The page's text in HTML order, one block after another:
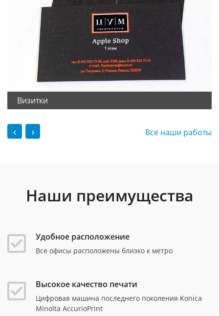
Визитки
‹ › Все наши работы
Наши преимущества
Удобное расположение
Все офисы расположены близко к метро
Высокое качество печати
Цифровая машина последнего поколения Konica
Minolta AccurioPrint